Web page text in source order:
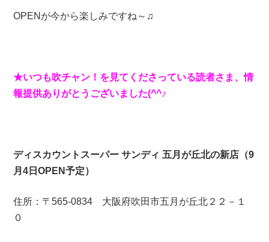
OPENが今から楽しみですね～♫
★いつも吹チャン！を見てくださっている読者さま、情
報提供ありがとうございました(^^♪
ディスカウントスーパー サンディ 五月が丘北の新店（9
月4日OPEN予定）
住所：〒565-0834 大阪府吹田市五月が丘北２２－１
０